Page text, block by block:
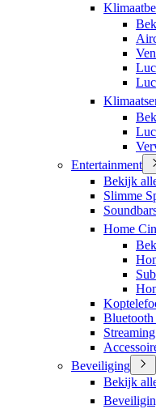
Entertainment
Bekijk
Slimme
Home
Bluetooth
Streaming
Beveiliging
Bekijk